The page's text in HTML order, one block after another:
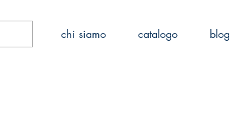
chi siamo catalogo blog